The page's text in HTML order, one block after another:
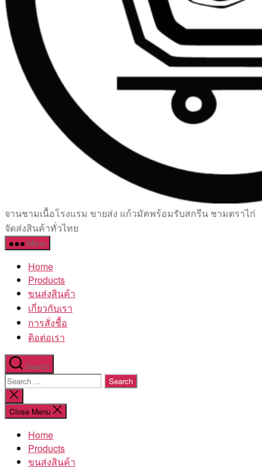
เซรามิค
ครบ
ครัน
โรงงาน
จานชามเนื้อโรงแรม ขายส่ง แก้วมัคพร้อมรับสกรีน ชามตราไก่
จัดส่งสินค้าทั่วไทย
Menu
Home
Products
ขนส่งสินค้า
เกี่ยวกับเรา
การสั่งชื้อ
ติอต่อเรา
Search
Search
for:
Close
search
Close Menu
Home
Products
ขนส่งสินค้า